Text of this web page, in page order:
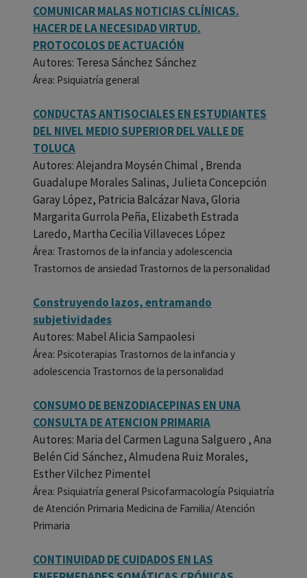
COMUNICAR MALAS NOTICIAS CLÍNICAS.
HACER DE LA NECESIDAD VIRTUD.
PROTOCOLOS DE ACTUACIÓN
Autores: Teresa Sánchez Sánchez
Área: Psiquiatría general
CONDUCTAS ANTISOCIALES EN ESTUDIANTES
DEL NIVEL MEDIO SUPERIOR DEL VALLE DE
TOLUCA
Autores: Alejandra Moysén Chimal , Brenda
Guadalupe Morales Salinas, Julieta Concepción
Garay López, Patricia Balcázar Nava, Gloria
Margarita Gurrola Peña, Elizabeth Estrada
Laredo, Martha Cecilia Villaveces López
Área: Trastornos de la infancia y adolescencia
Trastornos de ansiedad Trastornos de la personalidad
Construyendo lazos, entramando
subjetividades
Autores: Mabel Alicia Sampaolesi
Área: Psicoterapias Trastornos de la infancia y
adolescencia Trastornos de la personalidad
CONSUMO DE BENZODIACEPINAS EN UNA
CONSULTA DE ATENCION PRIMARIA
Autores: Maria del Carmen Laguna Salguero , Ana
Belén Cid Sánchez, Almudena Ruiz Morales,
Esther Vilchez Pimentel
Área: Psiquiatría general Psicofarmacología Psiquiatría
de Atención Primaria Medicina de Familia/ Atención
Primaria
CONTINUIDAD DE CUIDADOS EN LAS